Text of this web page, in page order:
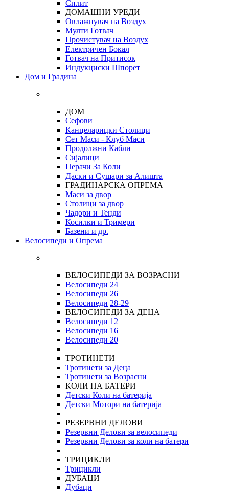
Сплит
ДОМАШНИ УРЕДИ
Овлажнувач на Воздух
Мулти Готвач
Прочистувач на Воздух
Електричен Бокал
Готвач на Притисок
Индукциски Шпорет
Дом и Градина
ДОМ
Сефови
Канцеларицки Столици
Сет Маси - Клуб Маси
Продолжни Кабли
Сијалици
Перачи За Коли
Даски и Сушари за Алишта
ГРАДИНАРСКА ОПРЕМА
Маси за двор
Столици за двор
Чадори и Тенди
Косилки и Тримери
Базени и др.
Велосипеди и Опрема
ВЕЛОСИПЕДИ ЗА ВОЗРАСНИ
Велосипеди 24
Велосипеди 26
Велосипеди 28-29
ВЕЛОСИПЕДИ ЗА ДЕЦА
Велосипеди 12
Велосипеди 16
Велосипеди 20
ТРОТИНЕТИ
Тротинети за Деца
Тротинети за Возрасни
КОЛИ НА БАТЕРИ
Детски Коли на батерија
Детски Мотори на батерија
РЕЗЕРВНИ ДЕЛОВИ
Резервни Делови за велосипеди
Резервни Делови за коли на батери
ТРИЦИКЛИ
Трицикли
ДУБАЦИ
Дубаци